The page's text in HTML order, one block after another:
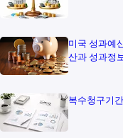
미국 성과예
산과 성과정
복수청구기